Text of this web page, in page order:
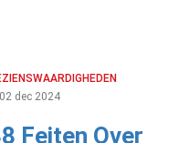
02 dec 2024
Feiten Over